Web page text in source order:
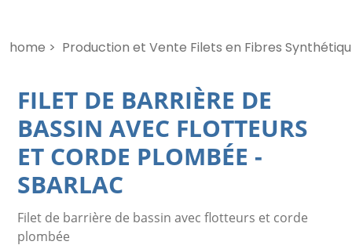
home > Production et Vente Filets en Fibres
FILET DE BARRIÈRE DE
BASSIN AVEC FLOTTEURS
ET CORDE PLOMBÉE -
SBARLAC
Filet de barrière de bassin avec flotteurs et corde
plombée